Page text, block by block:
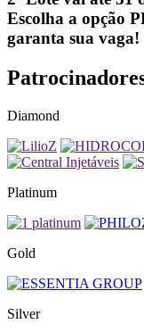
Escolha a opção
garanta sua vaga!
Diamond
Platinum
Gold
Silver